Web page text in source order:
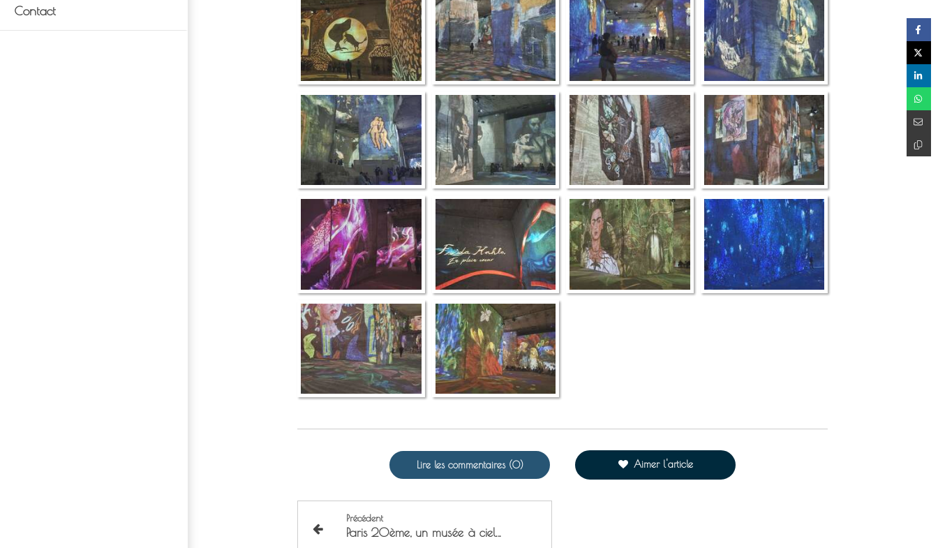
Contact
Lire les commentaires (0) Aimer l'article
Précédent
Paris 20ème, un musée à ciel ouvert !